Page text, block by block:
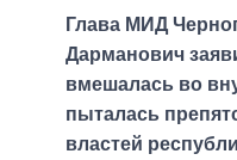
Глава МИД
Дарманович
вмешалась во
пыталась
властей